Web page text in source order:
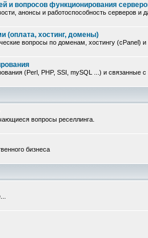
и вопросов функционирования
анонсы и работоспособность серверов и
(оплата, хостинг, домены)
вопросы по доменам, хостингу (cPanel)
(Perl, PHP, SSI, mySQL ...) и связанные
вопросы реселлинга.
бизнеса